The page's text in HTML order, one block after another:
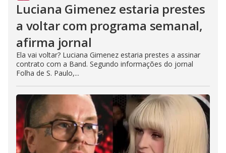
Luciana Gimenez estaria prestes
a voltar com programa semanal,
afirma jornal
Ela vai voltar? Luciana Gimenez estaria prestes a assinar
contrato com a Band. Segundo informações do jornal
Folha de S. Paulo,...